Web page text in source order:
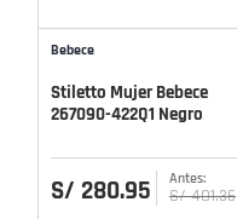
Bebece
Stiletto Mujer Bebece
267090-422Q1 Negro
S/ 280.95 S/ 401.36